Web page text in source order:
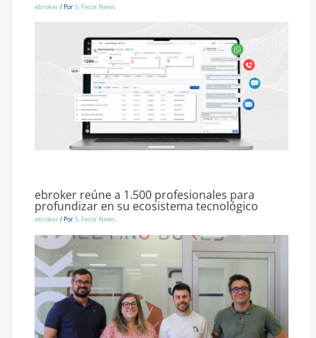
ebroker/ PorS. Fecor News
ebroker reúne a 1.500 profesionales para
profundizar en su ecosistema tecnológico
ebroker/ PorS. Fecor News